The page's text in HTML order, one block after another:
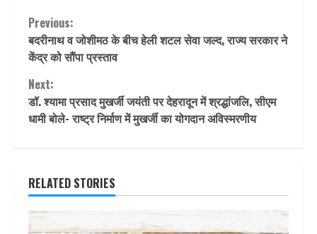
Continue
Reading
Previous:
बदरीनाथ व जोशीमठ के बीच हेली शटल सेवा जल्द, राज्य सरकार ने
केंद्र को सौंपा प्रस्ताव
Next:
डॉ. श्यामा प्रसाद मुखर्जी जयंती पर देहरादून में श्रद्धांजलि, सीएम
धामी बोले- राष्ट्र निर्माण में मुखर्जी का योगदान अविस्मरणीय
RELATED STORIES